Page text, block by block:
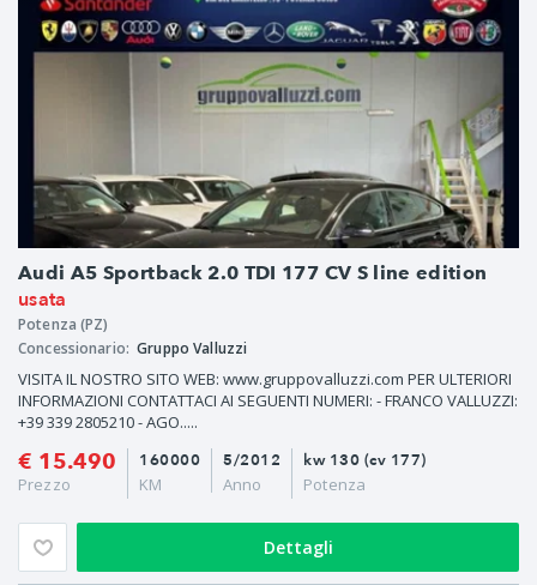
Audi A5 Sportback 2.0 TDI 177 CV S line edition
usata
Potenza (PZ)
Concessionario: Gruppo Valluzzi
VISITA IL NOSTRO SITO WEB: www.gruppovalluzzi.com PER ULTERIORI
INFORMAZIONI CONTATTACI AI SEGUENTI NUMERI: - FRANCO VALLUZZI:
+39 339 2805210 - AGO.....
€ 15.490
Prezzo
5/2012
Anno
160000
KM
kw 130 (cv 177)
Potenza
Dettagli